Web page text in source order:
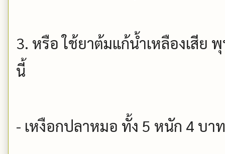
3. หรือ ใช้ยาต้มแก้น้ำเหลืองเสีย
นี้
- เหงือกปลาหมอ ทั้ง 5 หนัก 4 บาท